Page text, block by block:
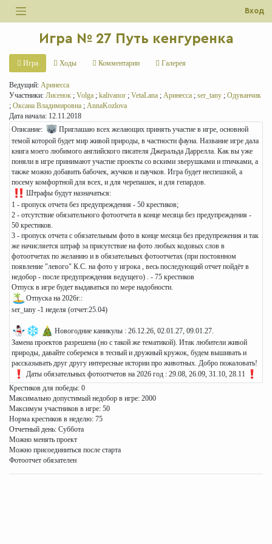
Вход
Игра № 27 Путь кенгуренка
Игра Ходы Комментарии Галерея
Ведущий: Аринесса
Участники: Лисенок ; Volga ; kalivanor ; VetaLana ; Аринесса ; ser_tany ; Одуванчик
; Оксана Владимировна ; AnnaKozlova
Дата начала: 12.11.2018
Описание:
Приглашаю всех желающих принять участие в игре, основной
темой которой будет мир живой природы, в частности фауна. Название игре дала
книга моего любимого английского писателя Джеральда Даррелла. Как вы уже
поняли в игре принимают участие проекты со вскими зверушками и птичками, а
также можно добавить бабочек, жучков и паучков. Игра будет неспешной, а
посему комфортной для всех, и для черепашек, и для гепардов.
Штрафы будут назначаться:
1 - пропуск отчета без предупреждения - 50 крестиков;
2 - отсутствие обязательного фотоотчета в конце месяца без предупреждения -
50 крестиков.
3 - пропуск отчета с обязательным фото в конце месяца без предупрежения и так
же начисляется штраф за присутствие на фото любых кодовых слов в
фотоотчетах по желанию и в обязательных фотоотчетах (при постоянном
появление "левого" К.С. на фото у игрока , весь последующий отчет пойдёт в
недобор - после предупреждения ведущего) . - 75 крестиков
Отпуск в игре будет выдаваться по мере надобности.
Отпуска на 2026г.:
ser_tany -1 неделя (отчет:25.04)
Новогодние каникулы : 26.12.26, 02.01.27, 09.01.27.
Замена проектов разрешена (но с такой же тематикой). Итак любители живой
природы, давайте соберемся в тесный и дружный кружок, будем вышивать и
рассказывать друг другу интересные истории про животных. Добро пожаловать!
Даты обязательных фотоотчетов на 2026 год : 29.08, 26.09, 31.10, 28.11
Крестиков для победы: 0
Максимально допустимый недобор в игре: 2000
Максимум участников в игре: 50
Норма крестиков в неделю: 75
Отчетный день: Суббота
Можно менять проект
Можно присоединиться после старта
Фотоотчет обязателен